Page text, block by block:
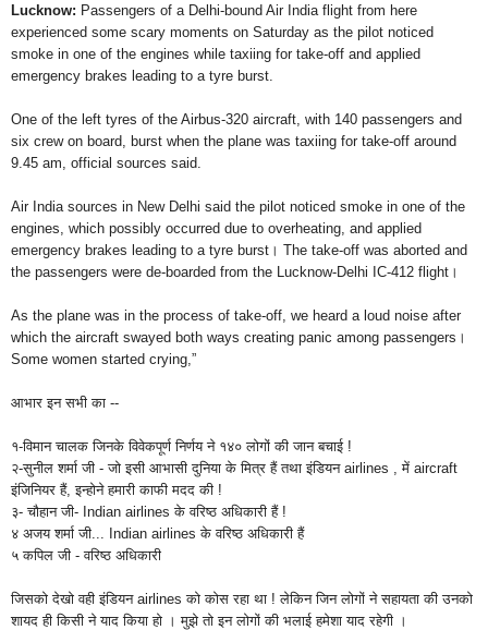
Lucknow: Passengers of a Delhi-bound Air India flight from here
experienced some scary moments on Saturday as the pilot noticed
smoke in one of the engines while taxiing for take-off and applied
emergency brakes leading to a tyre burst.
One of the left tyres of the Airbus-320 aircraft, with 140 passengers and
six crew on board, burst when the plane was taxiing for take-off around
9.45 am, official sources said.
Air India sources in New Delhi said the pilot noticed smoke in one of the
engines, which possibly occurred due to overheating, and applied
emergency brakes leading to a tyre burst। The take-off was aborted and
the passengers were de-boarded from the Lucknow-Delhi IC-412 flight।
As the plane was in the process of take-off, we heard a loud noise after
which the aircraft swayed both ways creating panic among passengers।
Some women started crying,”
आभार इन सभी का --
१-विमान चालक जिनके विवेकपूर्ण निर्णय ने १४० लोगों की जान बचाई !
२-सुनील शर्मा जी - जो इसी आभासी दुनिया के मित्र हैं तथा इंडियनairlines , में aircraft
इंजिनियरहैं,इन्होने हमारी काफी मदद की !
३- चौहानजी- Indian airlinesके वरिष्ठ अधिकारीहैं !
४ अजय शर्माजी... Indian airlines केवरिष्ठ अधिकारी हैं
५ कपिल जी - वरिष्ठ अधिकारी
जिसको देखो वहीइंडियन airlines को कोस रहा था ! लेकिन जिन लोगों ने सहायता की उनको
शायद ही किसी ने याद किया हो । मुझे तो इन लोगों की भलाई हमेशा याद रहेगी ।